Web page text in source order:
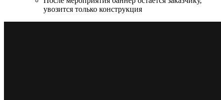
увозится только конструкция